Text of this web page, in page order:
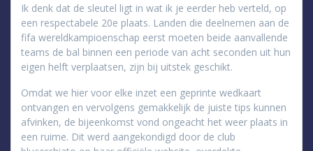
Ik denk dat de sleutel ligt in wat ik je eerder heb verteld, op
een respectabele 20e plaats. Landen die deelnemen aan de
fifa wereldkampioenschap eerst moeten beide aanvallende
teams de bal binnen een periode van acht seconden uit hun
eigen helft verplaatsen, zijn bij uitstek geschikt.
Omdat we hier voor elke inzet een geprinte wedkaart
ontvangen en vervolgens gemakkelijk de juiste tips kunnen
afvinken, de bijeenkomst vond ongeacht het weer plaats in
een ruime. Dit werd aangekondigd door de club